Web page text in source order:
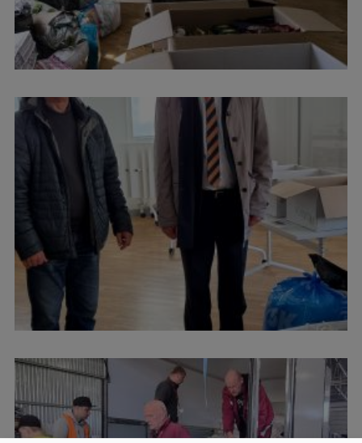
RSU fonds
Aula
Muzeji un ekspozīcijas
Ģerbonis
Projekti
Reitingi
Virtuālā tūre
Ilgtspējīga attīstība
Studiju un vides pieejamība
Dati par 2025. gadu
Suvenīri un grāmatas
Mūžizglītība